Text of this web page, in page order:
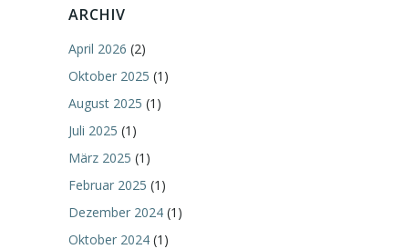
ARCHIV
April 2026 (2)
Oktober 2025 (1)
August 2025 (1)
Juli 2025 (1)
März 2025 (1)
Februar 2025 (1)
Dezember 2024 (1)
Oktober 2024 (1)